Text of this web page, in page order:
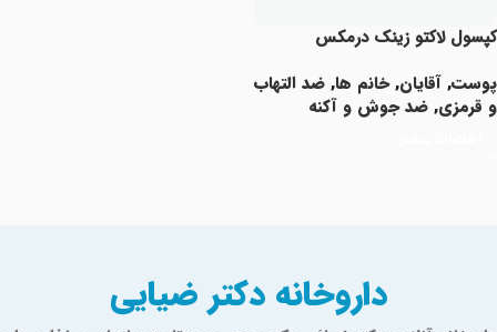
کپسول لاکتو زینک درمکس
پوست, آقایان,خانم ها, ضد التهاب
و قرمزی, ضد جوش و آکنه
داروخانه دکتر ضیایی